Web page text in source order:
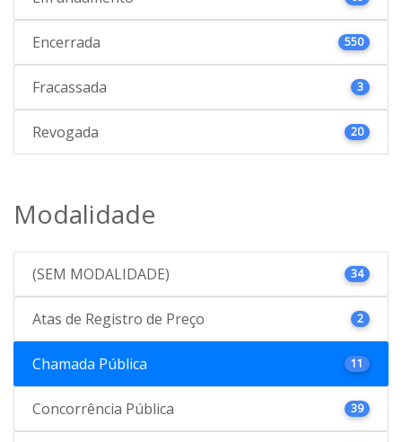
Encerrada 550
Fracassada 3
Revogada 20
Modalidade
(SEM MODALIDADE) 34
Atas de Registro de Preço 2
Chamada Pública 11
Concorrência Pública 39